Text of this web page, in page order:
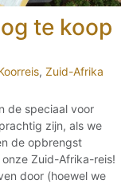
te koop
, Zuid-Afrika
de speciaal voor
zijn, als we
de opbrengst
Zuid-Afrika-reis!
door (hoewel we